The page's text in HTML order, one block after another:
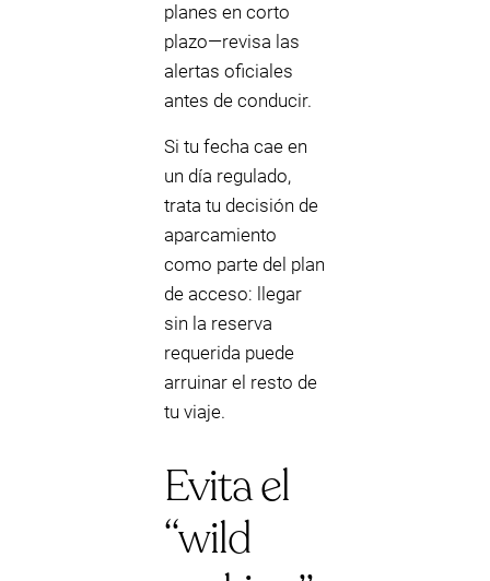
planes en corto
plazo—revisa las
alertas oficiales
antes de conducir.
Si tu fecha cae en
un día regulado,
trata tu decisión de
aparcamiento
como parte del plan
de acceso: llegar
sin la reserva
requerida puede
arruinar el resto de
tu viaje.
Evita el
“wild